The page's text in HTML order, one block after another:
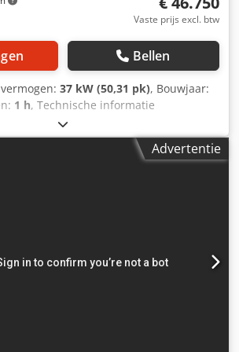
Vaste prijs excl. btw
Bellen
37 kW (50,31 pk), Bouwjaar:
1 h, Technische informatie
Motormerk: Kubota D1803 CR
V met DOC Maximumsnelheid: 25 km/u
2.325 kg Afmetingen laadbak:
CE-markering: ja Staat Algemene staat:
staat: zeer goed Optische staat: zeer
Vijn voor meer informatie. = Verdere
= - 3e hydraulische stuurcircuit - 4e
Advertentie